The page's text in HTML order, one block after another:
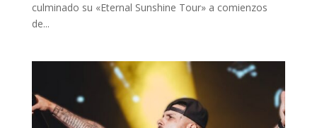
culminado su «Eternal Sunshine Tour» a comienzos
de...